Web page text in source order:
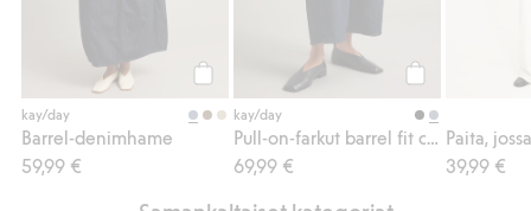
kay/day
Barrel-denimhame
59,99 €
Osta
kay/day
69,99 €
39,99 €